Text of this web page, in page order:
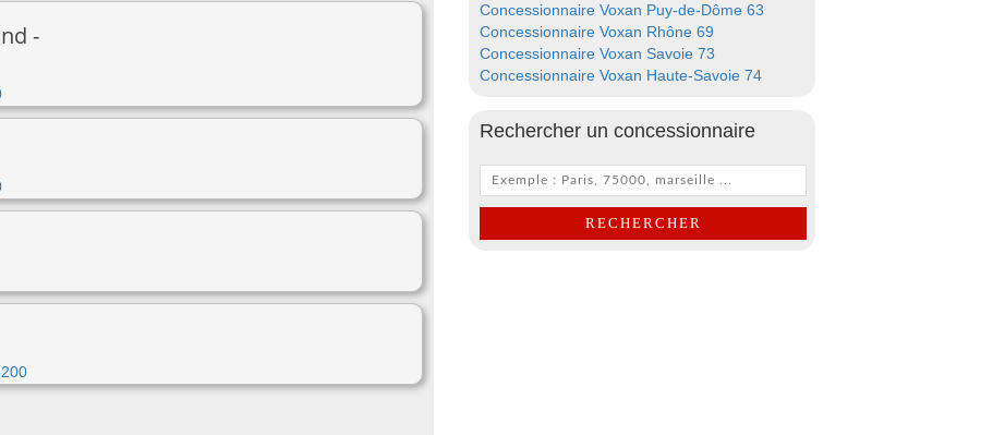
-
Concessionnaire Voxan Puy-de-Dôme 63
Concessionnaire Voxan Rhône 69
Concessionnaire Voxan Savoie 73
Concessionnaire Voxan Haute-Savoie 74
Rechercher un concessionnaire